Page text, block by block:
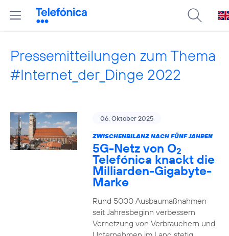
Pressemitteilungen zum Thema
#Internet_der_Dinge 2022
06. Oktober 2025
ZWISCHENBILANZ NACH FÜNF JAHREN
5G-Netz von O2
Telefónica knackt die
Milliarden-Gigabyte-
Marke
Rund 5000 Ausbaumaßnahmen
seit Jahresbeginn verbessern
Vernetzung von Verbrauchern und